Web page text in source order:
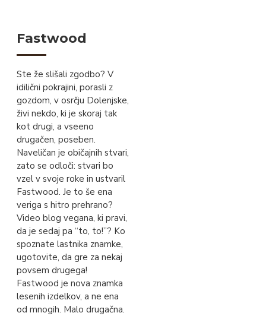
Fastwood
Ste že slišali zgodbo? V
idilični pokrajini, porasli z
gozdom, v osrčju Dolenjske,
živi nekdo, ki je skoraj tak
kot drugi, a vseeno
drugačen, poseben.
Naveličan je običajnih stvari,
zato se odloči: stvari bo
vzel v svoje roke in ustvaril
Fastwood. Je to še ena
veriga s hitro prehrano?
Video blog vegana, ki pravi,
da je sedaj pa “to, to!”? Ko
spoznate lastnika znamke,
ugotovite, da gre za nekaj
povsem drugega!
Fastwood je nova znamka
lesenih izdelkov, a ne ena
od mnogih. Malo drugačna.